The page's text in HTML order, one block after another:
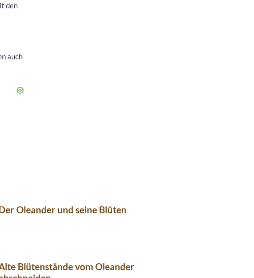
den
auch
Oleander und seine Blüten
Blütenstände vom Oleander